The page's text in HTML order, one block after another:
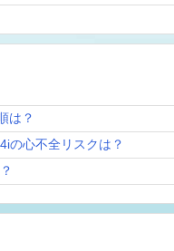
は？
の心不全リスクは？